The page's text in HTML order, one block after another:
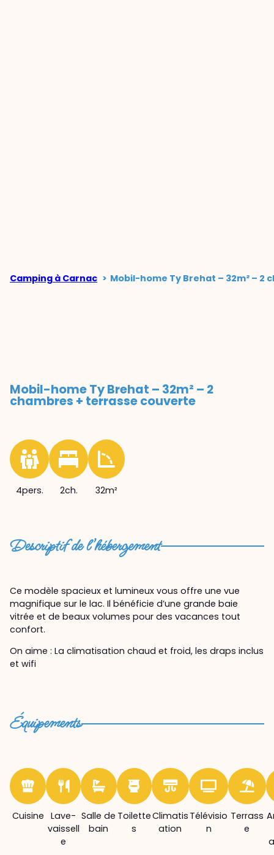
Camping à Carnac Mobil-home Ty Brehat – 32m² –
Mobil-home Ty Brehat – 32m² – 2
chambres + terrasse couverte
4pers. 2ch. 32m²
Descriptif de l’hébergement
Ce modèle spacieux et lumineux vous offre une vue
magnifique sur le lac. Il bénéficie d’une grande baie
vitrée et de beaux volumes pour des vacances tout
confort.
On aime : La climatisation chaud et froid, les draps inclus
et wifi
Équipements
Cuisine
Lave-
vaissell
e
Salle de
bain
Toilette
s
Climatis
ation
Télévisio
n
Terrass
e